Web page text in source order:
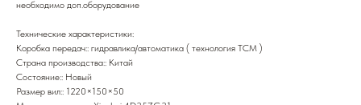
необходимо доп.оборудование
Технические характеристики:
Коробка передач:: гидравлика/автоматика ( технология TCM )
Страна производства:: Китай
Состояние:: Новый
Размер вил:: 1220×150×50